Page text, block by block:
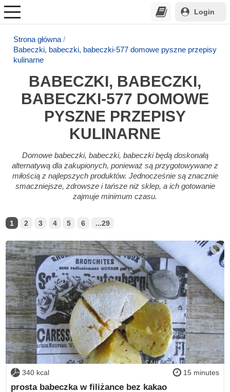
Login
Strona główna
Babeczki, babeczki, babeczki-577 domowe pyszne przepisy
kulinarne
BABECZKI, BABECZKI,
BABECZKI-577 DOMOWE
PYSZNE PRZEPISY
KULINARNE
Domowe babeczki, babeczki, babeczki będą doskonałą
alternatywą dla zakupionych, ponieważ są przygotowywane z
miłością z najlepszych produktów. Jednocześnie są znacznie
smaczniejsze, zdrowsze i tańsze niż sklep, a ich gotowanie
zajmuje minimum czasu.
1 2 3 4 5 6 ...29
340 kcal 15 minutes
prosta babeczka w filiżance bez kakao